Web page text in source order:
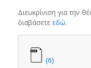
Διευκρίνιση για την
διαβάσετε εδώ.
{6}